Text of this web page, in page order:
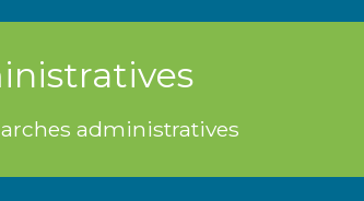
administratives